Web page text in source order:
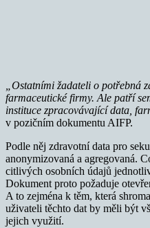
„Ostatními žadateli o potřebná
farmaceutické firmy. Ale patří
instituce zpracovávající data,
v pozičním dokumentu AIFP.
Podle něj zdravotní data pro
anonymizovaná a agregovaná.
citlivých osobních údajů
Dokument proto požaduje
A to zejména k těm, která
uživateli těchto dat by měli být
jejich využití.